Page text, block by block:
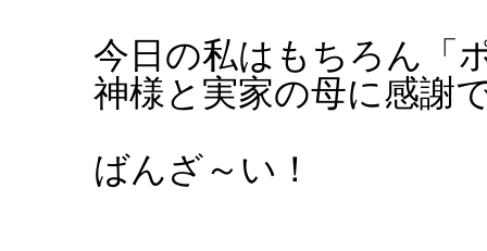
今日の私はもちろん「
神様と実家の母に感謝
ばんざ～い！